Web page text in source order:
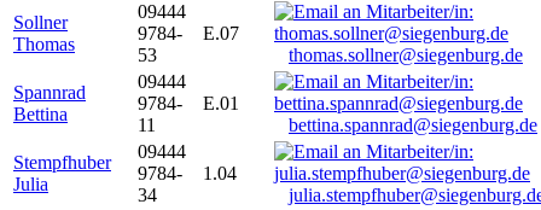
Sollner
Thomas
09444
9784-
53
E.07
thomas.sollner@siegenburg.de
Spannrad
Bettina
09444
9784-
11
E.01
bettina.spannrad@siegenburg.de
Stempfhuber
Julia
09444
9784-
34
1.04